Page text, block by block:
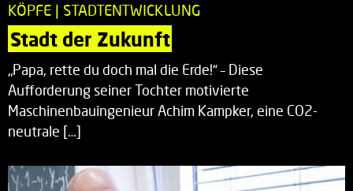
KÖPFE | STADTENTWICKLUNG
Stadt der Zukunft
„Papa, rette du doch mal die Erde!“ – Diese
Aufforderung seiner Tochter motivierte
Maschinenbauingenieur Achim Kampker, eine CO2-
neutrale […]